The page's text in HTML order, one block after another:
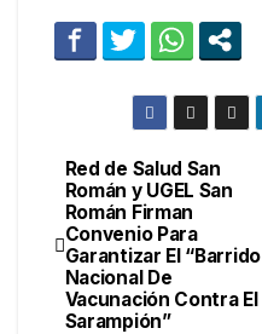
Navegación
de
entradas
Red de Salud San
Román y UGEL San
Román Firman
Convenio Para
Garantizar El “Barrido
Nacional De
Vacunación Contra El
Sarampión”